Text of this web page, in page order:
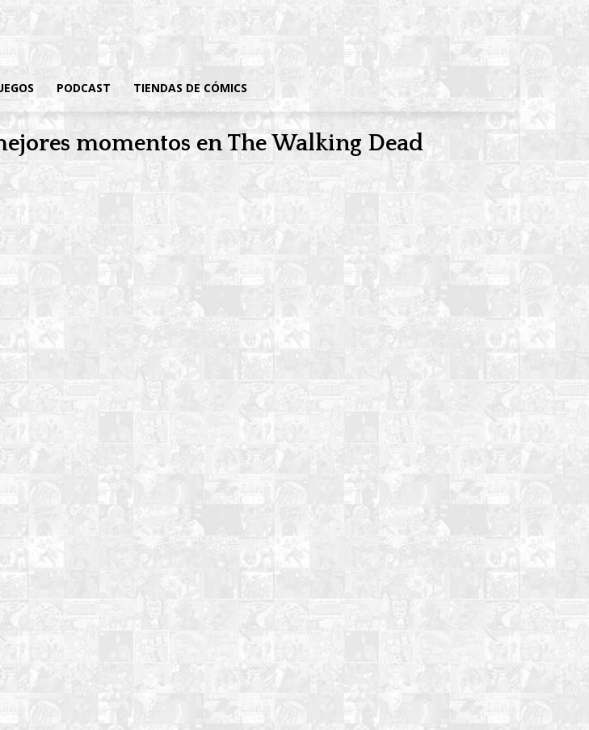
PODCAST TIENDAS DE CÓMICS
momentos en The Walking Dead